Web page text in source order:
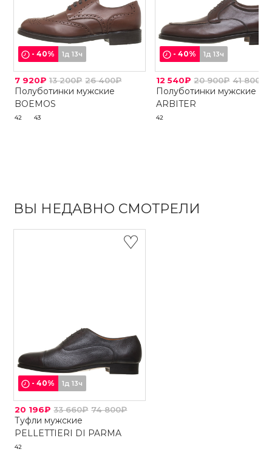
-40% 1д 13ч
7 920₽ 13 200₽ 26 400₽
Полуботинки мужские
BOEMOS
42 43
-40% 1д 13ч
12 540₽ 20 900₽ 41 800₽
Полуботинки мужские
ARBITER
42
ВЫ НЕДАВНО СМОТРЕЛИ
-40% 1д 13ч
20 196₽ 33 660₽ 74 800₽
Туфли мужские
PELLETTIERI DI PARMA
42